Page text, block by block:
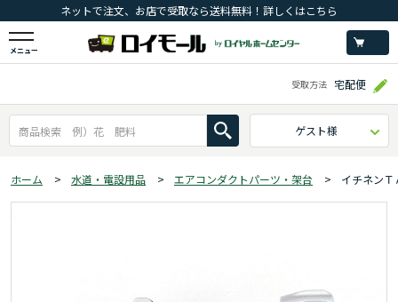
ネットで注文、お店で受取なら送料無料！詳しくはこちら
メニュー
受取方法 宅配便
ゲスト様
ホーム > 水道・電設用品 > エアコンダクトパーツ・架台 > イチネン